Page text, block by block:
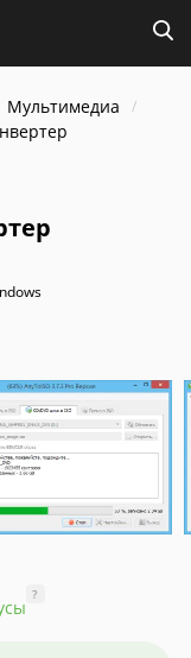
Мультимедиа
?